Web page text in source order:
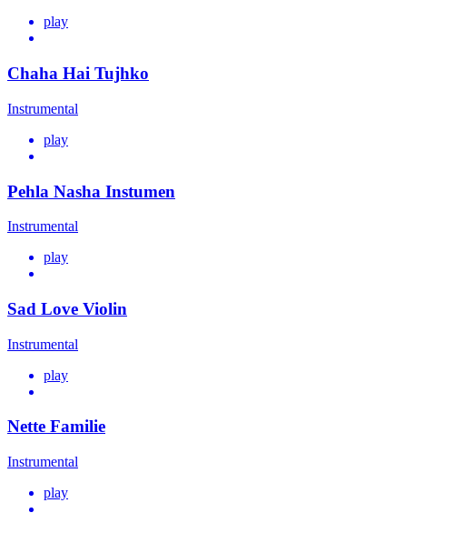
play
Chaha Hai Tujhko
Instrumental
play
Pehla Nasha Instumen
Instrumental
play
Sad Love Violin
Instrumental
play
Nette Familie
Instrumental
play